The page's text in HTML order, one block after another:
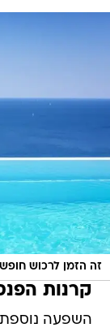
זה הזמן לרכוש
קרנות
השפעה נוספת